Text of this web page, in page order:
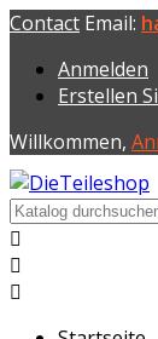
Contact Email:
Anmelden
Erstellen
Willkommen,


